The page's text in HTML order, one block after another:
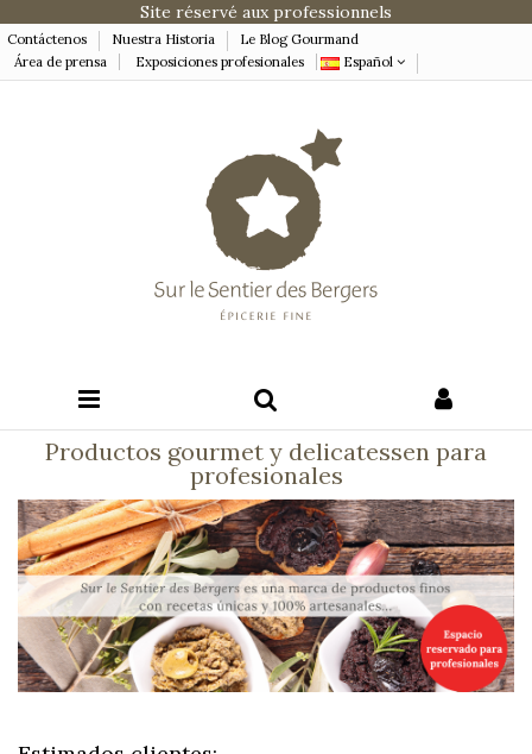
Site réservé aux professionnels
Contáctenos Nuestra Historia
Le Blog Gourmand
Área de prensa
Exposiciones profesionales Español
Productos gourmet y delicatessen para
profesionales